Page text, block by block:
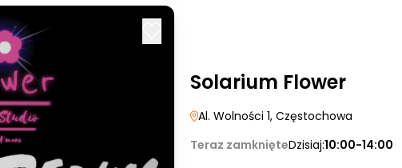
Solarium Flower
Al. Wolności 1, Częstochowa
Teraz zamknięteDzisiaj:10:00-14:00